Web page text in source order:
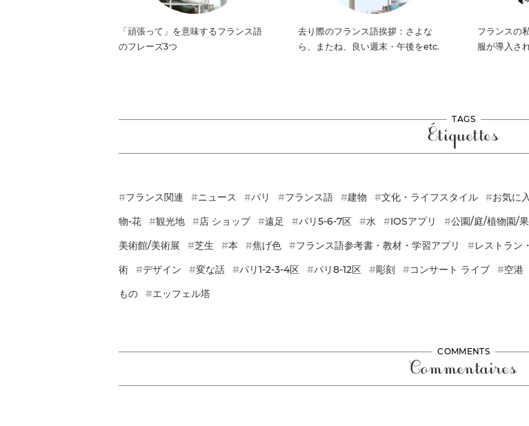
「頑張って」を意味するフランス語
のフレーズ3つ
去り際のフランス語挨拶：さよな
ら、またね、良い週末・午後をetc.
フランスの
服が導入さ
TAGS
Étiquettes
フランス関連 ニュース パリ フランス語 建物 文化・ライフスタイル お気に
物-花
観光地 店 ショップ 遠足 パリ5-6-7区 水 IOSアプリ 公園/庭/植物園/
美術館/美術展
芝生 本 焦げ色 フランス語参考書・教材・学習アプリ レストラン
術
デザイン 変な話 パリ1-2-3-4区 パリ8-12区 彫刻 コンサート ライブ 空港
もの
エッフェル塔
COMMENTS
Commentaires